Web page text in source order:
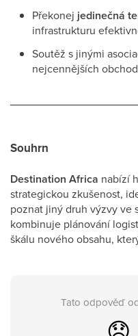
Překonej jedinečná
infrastrukturu
Soutěž s jinými
nejcennějších
Souhrn
Destination Africa nabízí
strategickou zkušenost,
poznat jiný druh výzvy ve
kombinuje plánování
škálu nového obsahu,
Tato odpověď